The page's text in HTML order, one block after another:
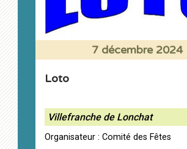
7 décembre 2024
Loto
Villefranche de Lonchat
Organisateur : Comité des Fêtes